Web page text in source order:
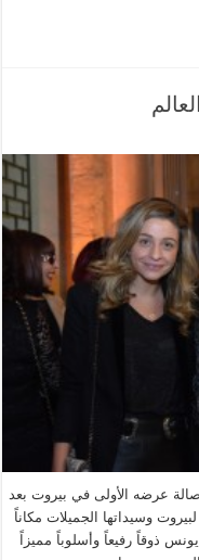
عرضه الأولى في بيروت بعد
وسيداتها الجميلات مكاناً
ذوقاً رفيعاً وأسلوباً مميزاً